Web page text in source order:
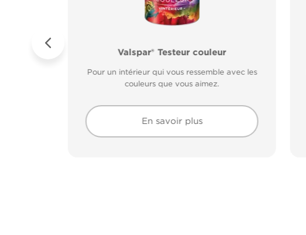
Valspar® Testeur couleur
Pour un intérieur qui vous ressemble avec les
couleurs que vous aimez.
En savoir plus
Valspar® Pro Extérieur Boiseries et Métal
Résiste aux fissures et à l’écaillage. Résiste aux
intempéries.